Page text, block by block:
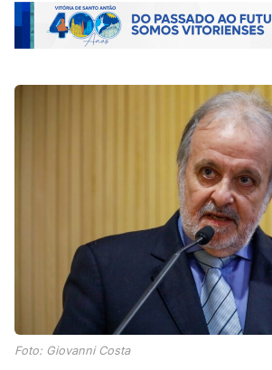
Foto: Giovanni Costa